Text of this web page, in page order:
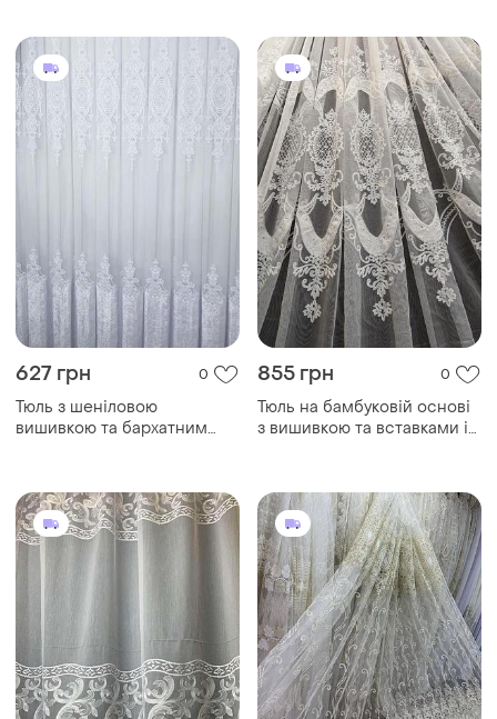
627 грн 0
Тюль з шеніловою
вишивкою та бархатним
кольорі для залу
855 грн 0
Тюль на бамбуковій основі
з вишивкою та вставками із
кольорі для залу